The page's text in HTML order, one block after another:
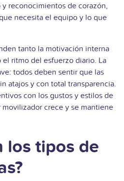
reconocimientos de corazón,
necesita el equipo y lo que
tanto la motivación interna
ritmo del esfuerzo diario. La
todos deben sentir que las
atajos y con total transparencia.
con los gustos y estilos de
crece y se mantiene
los tipos de